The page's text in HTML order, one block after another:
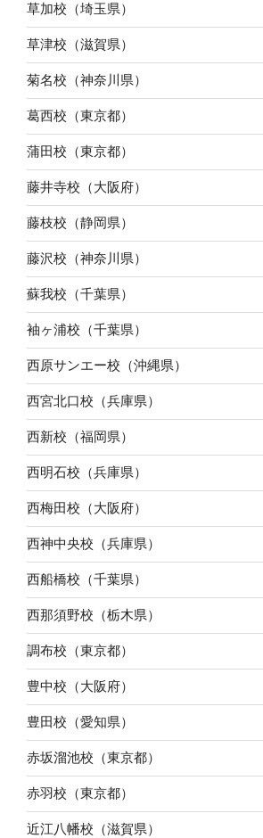
草加校（埼玉県）
草津校（滋賀県）
菊名校（神奈川県）
葛西校（東京都）
蒲田校（東京都）
藤井寺校（大阪府）
藤枝校（静岡県）
藤沢校（神奈川県）
蘇我校（千葉県）
袖ヶ浦校（千葉県）
西原サンエー校（沖縄県）
西宮北口校（兵庫県）
西新校（福岡県）
西明石校（兵庫県）
西梅田校（大阪府）
西神中央校（兵庫県）
西船橋校（千葉県）
西那須野校（栃木県）
調布校（東京都）
豊中校（大阪府）
豊田校（愛知県）
赤坂溜池校（東京都）
赤羽校（東京都）
近江八幡校（滋賀県）